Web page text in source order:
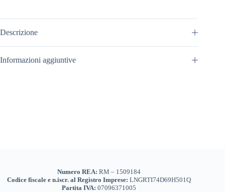
Descrizione
Informazioni aggiuntive
Numero REA:RM – 1509184
Codice fiscale e n.iscr. al Registro Imprese:LNGRTI74D69H501Q
Partita IVA: 07096371005